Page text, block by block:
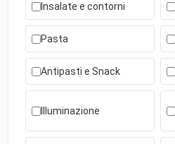
Insalate e contorni
Pasta
Antipasti e Snack
Illuminazione